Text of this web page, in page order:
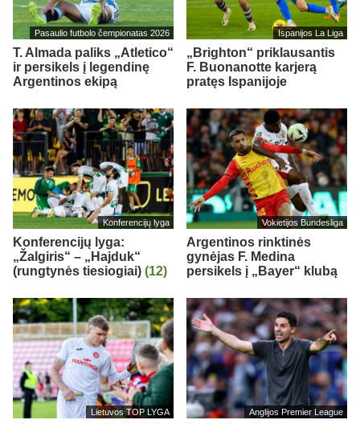
Pasaulio futbolo čempionatas 2026
T. Almada paliks „Atletico“
ir persikels į legendinę
Argentinos ekipą
Ispanijos La Liga
„Brighton“ priklausantis
F. Buonanotte karjerą
pratęs Ispanijoje
Konferencijų lyga
Konferencijų lyga:
„Žalgiris“ – „Hajduk“
(rungtynės tiesiogiai) (12)
Vokietijos Bundesliga
Argentinos rinktinės
gynėjas F. Medina
persikels į „Bayer“ klubą
Lietuvos TOP LYGA Anglijos Premier League